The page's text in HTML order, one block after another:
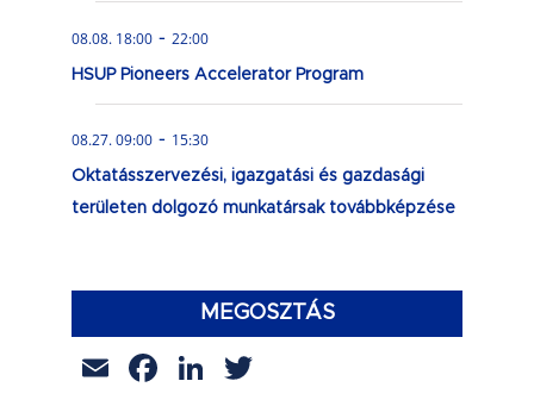
08.08. 18:00 - 22:00
HSUP Pioneers Accelerator Program
08.27. 09:00 - 15:30
Oktatásszervezési, igazgatási és gazdasági
területen dolgozó munkatársak továbbképzése
MEGOSZTÁS
EmailFacebook
LinkedIn